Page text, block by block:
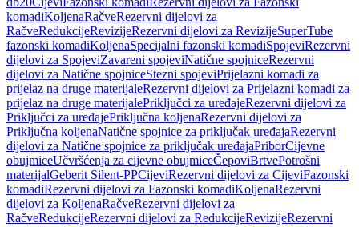
komadiKoljenaRačveRezervni dijelovi za
RačveRedukcijeRevizijeRezervni dijelovi za RevizijeSuperTube
fazonski komadiKoljenaSpecijalni fazonski komadiSpojeviRezervni
dijelovi za SpojeviZavareni spojeviNatične spojniceRezervni
dijelovi za Natične spojniceStezni spojeviPrijelazni komadi za
prijelaz na druge materijaleRezervni dijelovi za Prijelazni komadi za
prijelaz na druge materijalePriključci za uređajeRezervni dijelovi za
Priključci za uređajePriključna koljenaRezervni dijelovi za
Priključna koljenaNatične spojnice za priključak uređajaRezervni
dijelovi za Natične spojnice za priključak uređajaPriborCijevne
obujmiceUčvršćenja za cijevne obujmiceČepoviBrtvePotrošni
materijalGeberit Silent-PPCijeviRezervni dijelovi za CijeviFazonski
komadiRezervni dijelovi za Fazonski komadiKoljenaRezervni
dijelovi za KoljenaRačveRezervni dijelovi za
RačveRedukcijeRezervni dijelovi za RedukcijeRevizijeRezervni